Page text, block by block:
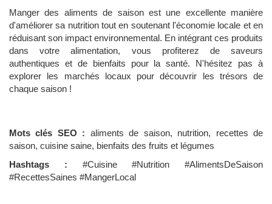
Manger des aliments de saison est une excellente manière
d'améliorer sa nutrition tout en soutenant l'économie locale et en
réduisant son impact environnemental. En intégrant ces produits
dans votre alimentation, vous profiterez de saveurs
authentiques et de bienfaits pour la santé. N'hésitez pas à
explorer les marchés locaux pour découvrir les trésors de
chaque saison !
Mots clés SEO : aliments de saison, nutrition, recettes de
saison, cuisine saine, bienfaits des fruits et légumes
Hashtags : #Cuisine #Nutrition #AlimentsDeSaison
#RecettesSaines #MangerLocal